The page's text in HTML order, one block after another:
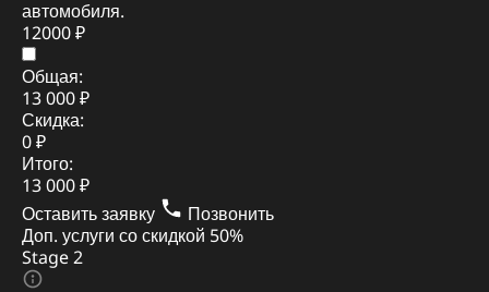
автомобиля.
12000 ₽
Общая:
13 000 ₽
Скидка:
0 ₽
Итого:
13 000 ₽
Оставить заявку
Позвонить
Доп. услуги со скидкой 50%
Stage 2